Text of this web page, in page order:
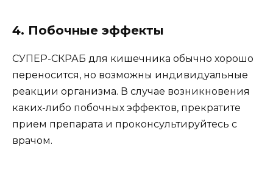
4. Побочные эффекты
СУПЕР-СКРАБ для кишечника обычно хорошо
переносится, но возможны индивидуальные
реакции организма. В случае возникновения
каких-либо побочных эффектов, прекратите
прием препарата и проконсультируйтесь с
врачом.